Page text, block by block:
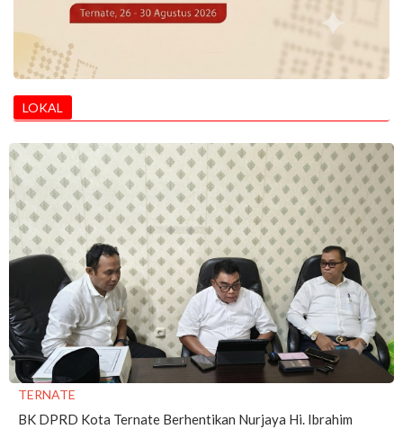
LOKAL
TERNATE
BK DPRD Kota Ternate Berhentikan Nurjaya Hi. Ibrahim